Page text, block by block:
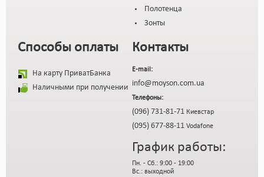
Полотенца
Зонты
Способы оплаты
На карту ПриватБанка
Наличными при получении
Контакты
E-mail:
info@moyson.com.ua
Телефоны:
(096) 731-81-71 Киевстар
(095) 677-88-11 Vodafone
График работы:
Пн. - Сб.: 9:00 - 19:00
Вс.: выходной